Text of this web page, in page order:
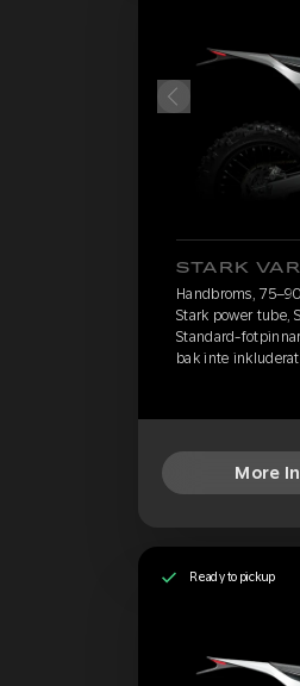
STARK
Handbroms,
Stark power tube,
Standard-
bak inte
More
Ready to pickup